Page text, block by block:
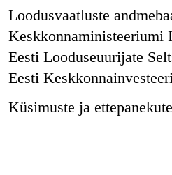
Loodusvaatluste
Keskkonnaministeeriumi
Eesti Looduseuurijate
Eesti
Küsimuste ja